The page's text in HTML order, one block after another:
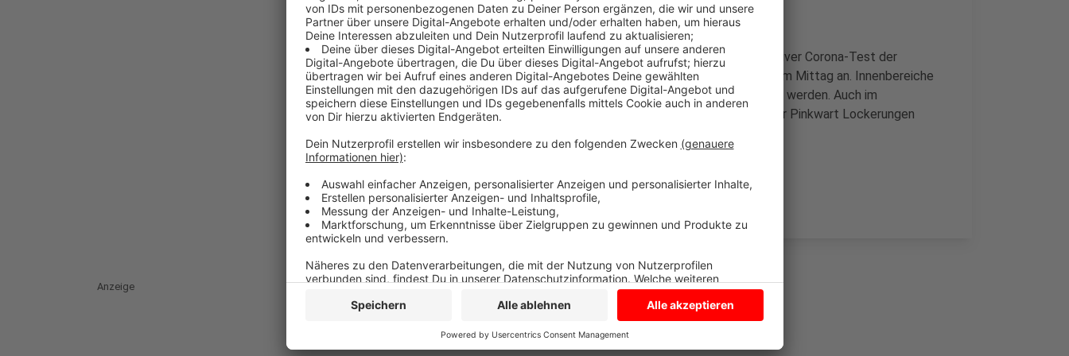
Voraussetzungen seien eine verminderte Gästezahl und ein negativer Corona-Test der
Besucher, kündigte NRW-Wirtschaftsminister Andreas Pinkwart am Mittag an. Innenbereiche
dürften entsprechend ab einer Inzidenz unter 50 wieder geöffnet werden. Auch im
Einzelhandel, der Kultur und im Sport sind laut Wirtschaftsminister Pinkwart Lockerungen
Anzeige